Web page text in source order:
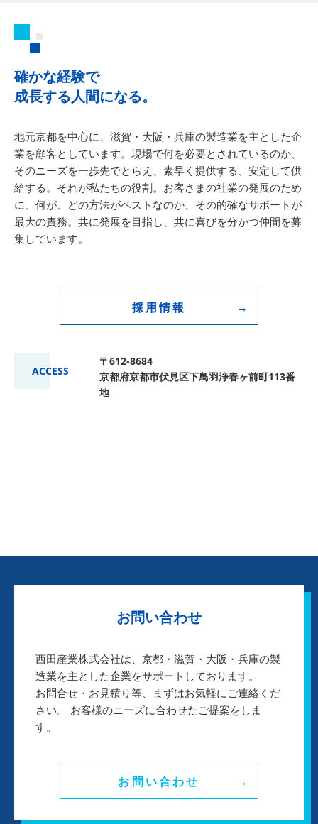
確かな経験で
成長する人間になる。
地元京都を中心に、滋賀・大阪・兵庫の製造業を主とした企
業を顧客としています。現場で何を必要とされているのか、
そのニーズを一歩先でとらえ、素早く提供する、安定して供
給する。それが私たちの役割。お客さまの社業の発展のため
に、何が、どの方法がベストなのか、その的確なサポートが
最大の責務。共に発展を目指し、共に喜びを分かつ仲間を募
集しています。
採用情報
ACCESS
〒612-8684
京都府京都市伏見区下鳥羽浄春ヶ前町113番
地
お問い合わせ
西田産業株式会社は、京都・滋賀・大阪・兵庫の製
造業を主とした企業をサポートしております。
お問合せ・お見積り等、まずはお気軽にご連絡くだ
さい。 お客様のニーズに合わせたご提案をしま
す。
お問い合わせ